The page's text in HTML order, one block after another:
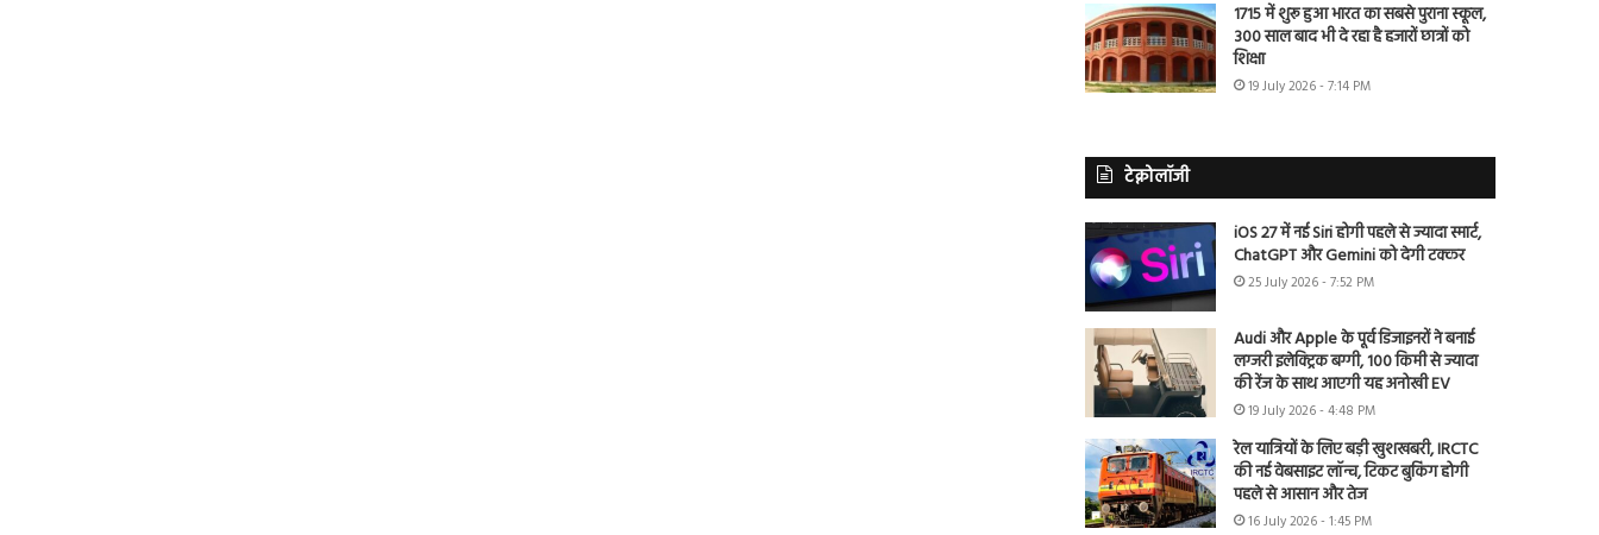
1715 में शुरू हुआ भारत का सबसे पुराना स्कूल,
300 साल बाद भी दे रहा है हजारों छात्रों को
शिक्षा
19 July 2026 - 7:14 PM
टेक्नोलॉजी
iOS 27 में नई Siri होगी पहले से ज्यादा स्मार्ट,
ChatGPT और Gemini को देगी टक्कर
25 July 2026 - 7:52 PM
Audi और Apple के पूर्व डिजाइनरों ने बनाई
लग्जरी इलेक्ट्रिक बग्गी, 100 किमी से ज्यादा
की रेंज के साथ आएगी यह अनोखी EV
19 July 2026 - 4:48 PM
रेल यात्रियों के लिए बड़ी खुशखबरी, IRCTC
की नई वेबसाइट लॉन्च, टिकट बुकिंग होगी
पहले से आसान और तेज
16 July 2026 - 1:45 PM